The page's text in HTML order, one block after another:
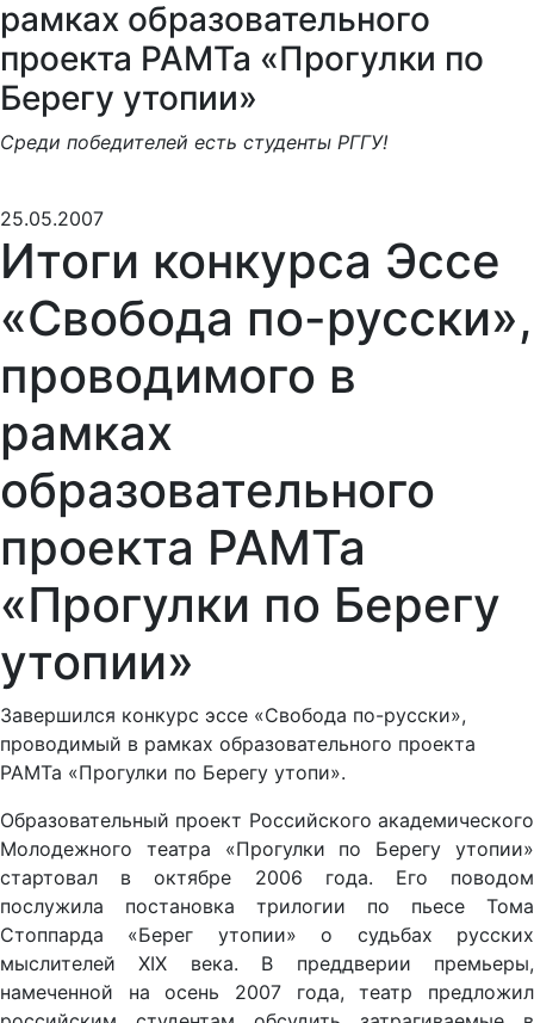
рамках образовательного
проекта РАМТа «Прогулки по
Берегу утопии»
Среди победителей есть студенты РГГУ!
25.05.2007
Итоги конкурса Эссе
«Свобода по-русски»,
проводимого в
рамках
образовательного
проекта РАМТа
«Прогулки по Берегу
утопии»
Завершился конкурс эссе «Свобода по-русски»,
проводимый в рамках образовательного проекта
РАМТа «Прогулки по Берегу утопи».
Образовательный проект Российского академического
Молодежного театра «Прогулки по Берегу утопии»
стартовал в октябре 2006 года. Его поводом
послужила постановка трилогии по пьесе Тома
Стоппарда «Берег утопии» о судьбах русских
мыслителей XIX века. В преддверии премьеры,
намеченной на осень 2007 года, театр предложил